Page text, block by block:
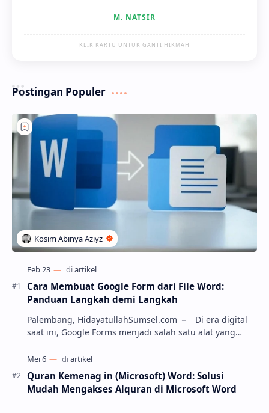
M. NATSIR
KLIK KARTU UNTUK GANTI HIKMAH
Postingan Populer
Cara Membuat Google Form dari File Word:
Panduan Langkah demi Langkah
Palembang, HidayatullahSumsel.com － Di era digital
saat ini, Google Forms menjadi salah satu alat yang
Quran Kemenag in (Microsoft) Word: Solusi
Mudah Mengakses Alquran di Microsoft Word